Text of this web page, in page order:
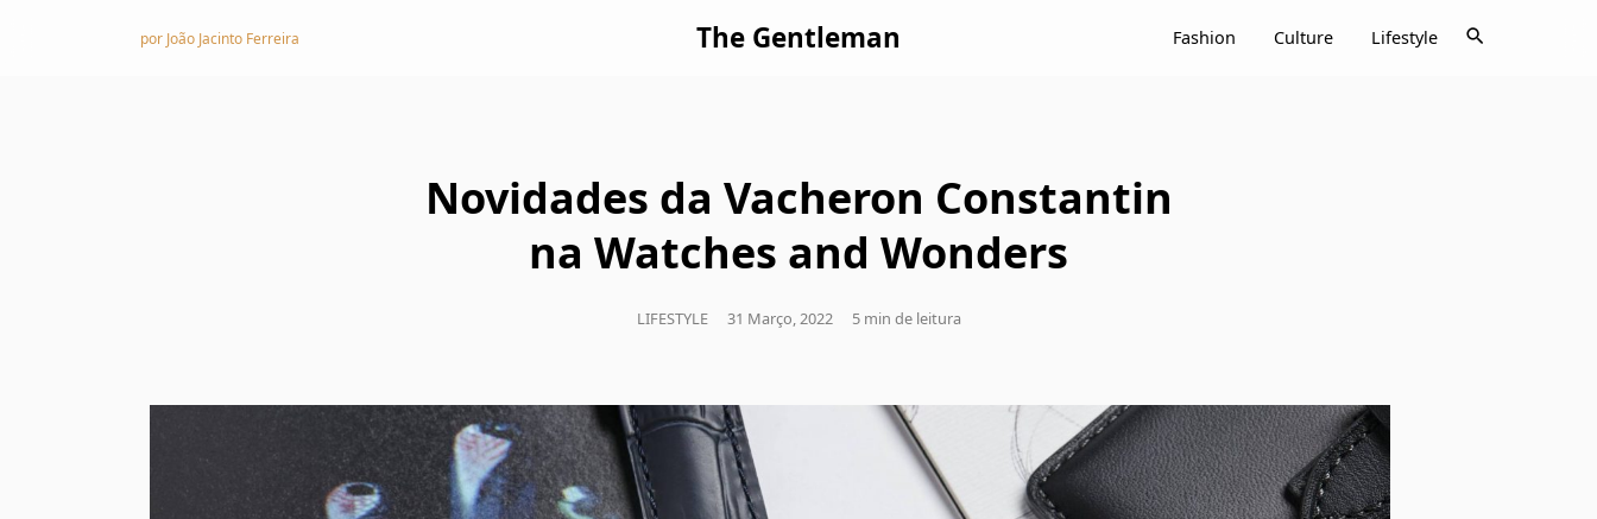
The Gentleman Fashion Culture Lifestyle search
por João Jacinto Ferreira
Novidades da Vacheron Constantin
na Watches and Wonders
LIFESTYLE 31 Março, 2022 5 min de leitura